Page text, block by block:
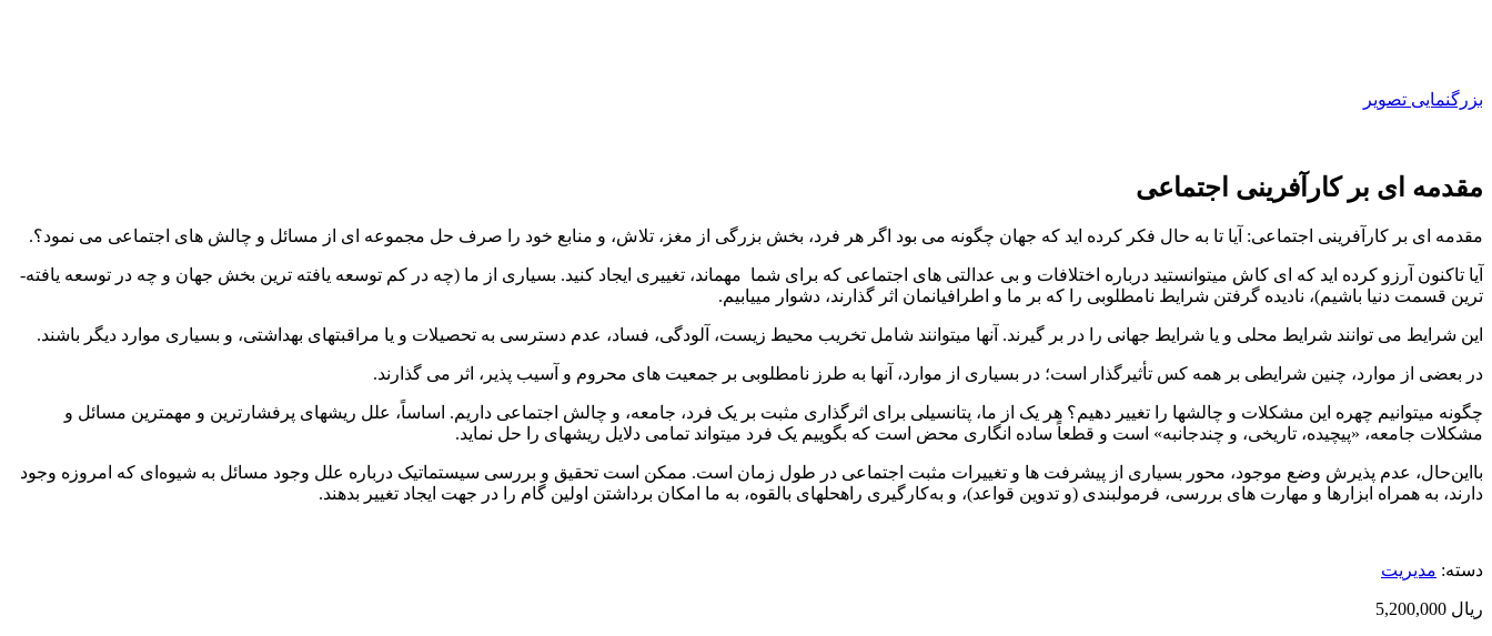
بزرگنمایی تصویر
مقدمه ای بر کارآفرینی اجتماعی
مقدمه ای بر کارآفرینی اجتماعی: آیا تا به حال فکر کرده ­اید که جهان چگونه می ­بود اگر هر فرد، بخش بزرگی از مغز، تلاش، و منابع خود را صرف حل مجموعه ­ای از مسائل و چالش­ های اجتماعی می ­نمود؟.
آیا تاکنون آرزو کرده ­اید که ای کاش می­توانستید درباره اختلافات و بی­ عدالتی­ های اجتماعی که برای شما مهم­اند، تغییری ایجاد کنید. بسیاری از ما (چه در کم ­توسعه­ یافته ­ترین بخش جهان و چه در توسعه ­یافته­
ترین قسمت دنیا باشیم)، نادیده گرفتن شرایط نامطلوبی را که بر ما و اطرافیانمان اثر گذارند، دشوار می­یابیم.
این شرایط می­ توانند شرایط محلی و یا شرایط جهانی را در بر گیرند. آن­ها می­توانند شامل تخریب محیط زیست، آلودگی، فساد، عدم دسترسی به تحصیلات و یا مراقبت­های بهداشتی، و بسیاری موارد دیگر باشند.
در بعضی از موارد، چنین شرایطی بر همه­ کس تأثیرگذار است؛ در بسیاری از موارد، آن­ها به طرز نامطلوبی بر جمعیت­ های محروم و آسیب ­پذیر، اثر می­ گذارند.
چگونه می­توانیم چهره این مشکلات و چالش­ها را تغییر دهیم؟ هر یک از ما، پتانسیلی برای اثرگذاری مثبت بر یک فرد، جامعه، و چالش اجتماعی داریم. اساساً، علل ریشه­ای پرفشارترین و مهم­ترین مسائل و
مشکلات جامعه، «پیچیده، تاریخی، و چندجانبه» است و قطعاً ساده ­انگاری محض است که بگوییم یک فرد می­تواند تمامی دلایل ریشه­ای را حل نماید.
بااین‌حال، عدم پذیرش وضع موجود، محور بسیاری از پیشرفت­ ها و تغییرات مثبت اجتماعی در طول زمان است. ممکن است تحقیق و بررسی سیستماتیک درباره علل وجود مسائل به شیوه‌ای که امروزه وجود
دارند، به همراه ابزارها و مهارت­ های بررسی، فرمول­بندی (و تدوین قواعد)، و به‌کارگیری راه­حل­های بالقوه، به ما امکان برداشتن اولین گام را در جهت ایجاد تغییر بدهند.
دسته: مديريت
ریال